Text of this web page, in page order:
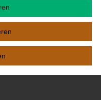
Daten
alle Informationen, die
identifizierbare natürliche
Person") beziehen. Als
mittels Zuordnung zu
zu einer Kennnummer,